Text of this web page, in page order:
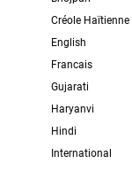
Créole Haïtienne
English
Francais
Gujarati
Haryanvi
Hindi
International